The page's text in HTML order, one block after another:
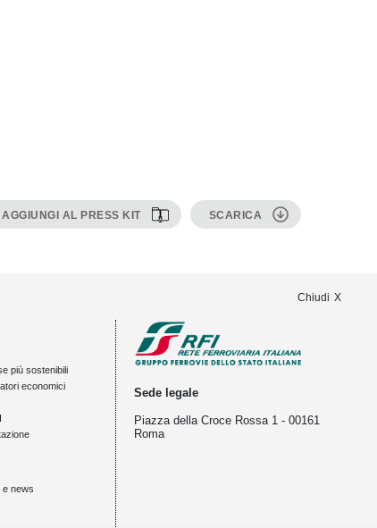
AGGIUNGI AL PRESS KIT SCARICA
Chiudi
più sostenibili
economici
e news
Sede legale
Piazza della Croce Rossa 1 - 00161
Roma